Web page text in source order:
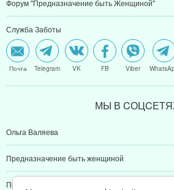
Форум "Предназначение быть Женщиной"
Служба Заботы
Почта Telegram VK FB Viber
МЫ В
Ольга Валяева
Предназначение быть женщиной
Предназначение быть мамой